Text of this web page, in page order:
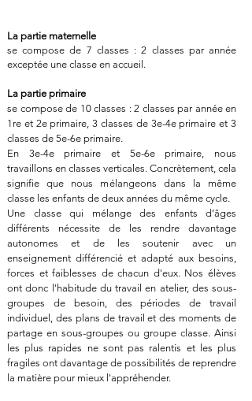
La partie maternelle
se compose de 7 classes : 2 classes par année
exceptée une classe en accueil.
La partie primaire
se compose de 10 classes : 2 classes par année en
1re et 2e primaire, 3 classes de 3e-4e primaire et 3
classes de 5e-6e primaire.
En 3e-4e primaire et 5e-6e primaire, nous
travaillons en classes verticales. Concrètement, cela
signifie que nous mélangeons dans la même
classe les enfants de deux années du même cycle.
Une classe qui mélange des enfants d’âges
différents nécessite de les rendre davantage
autonomes et de les soutenir avec un
enseignement différencié et adapté aux besoins,
forces et faiblesses de chacun d'eux. Nos élèves
ont donc l'habitude du travail en atelier, des sous-
groupes de besoin, des périodes de travail
individuel, des plans de travail et des moments de
partage en sous-groupes ou groupe classe. Ainsi
les plus rapides ne sont pas ralentis et les plus
fragiles ont davantage de possibilités de reprendre
la matière pour mieux l'appréhender.